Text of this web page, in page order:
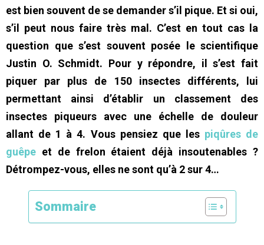
est bien souvent de se demander s’il pique. Et si oui,
s’il peut nous faire très mal. C’est en tout cas la
question que s’est souvent posée le scientifique
Justin O. Schmidt. Pour y répondre, il s’est fait
piquer par plus de 150 insectes différents, lui
permettant ainsi d’établir un classement des
insectes piqueurs avec une échelle de douleur
allant de 1 à 4. Vous pensiez que les piqûres de
guêpe et de frelon étaient déjà insoutenables ?
Détrompez-vous, elles ne sont qu’à 2 sur 4…
Sommaire